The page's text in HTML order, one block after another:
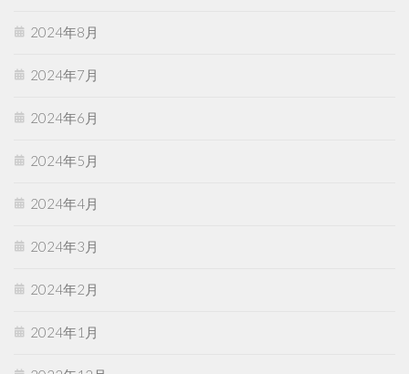
2024年8月
2024年7月
2024年6月
2024年5月
2024年4月
2024年3月
2024年2月
2024年1月